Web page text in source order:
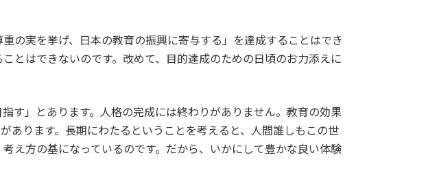
の実を挙げ、日本の教育の振興に寄与する」を達成することはでき
とはできないのです。改めて、目的達成のための日頃のお力添えに
す」とあります。人格の完成には終わりがありません。教育の効果
あります。長期にわたるということを考えると、人間誰しもこの世
え方の基になっているのです。だから、いかにして豊かな良い体験